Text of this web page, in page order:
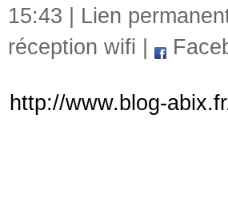
15:43 | Lien
réception wifi
http://www.blog-